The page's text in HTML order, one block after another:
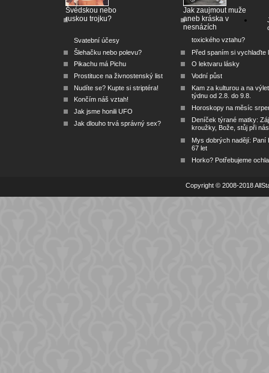
Švédskou nebo
ruskou trojku?
Svatební účesy
Šlehačku nebo polevu?
Pikachu má Pichu
Prostituce na živnostenský list
Nudíte se? Kupte si striptéra!
Končím náš vztah!
Jak jsme honili UFO
Jak dlouho trvá správný sex?
Jak zaujmout muže
aneb kráska v
nesnázích
toxického vztahu?
Před spaním si vychlaďte
O lektvaru lásky
Vodní půst
Kam za kulturou a na
týdnu od 2.8. do 9.8.
Horoskopy na měsíc
Deníček týrané matky:
kroužky, Bože, stůj při nás
Mys dobrých nadějí: Paní
67 let
Horko? Potřebujeme
Copyright © 2008-2018